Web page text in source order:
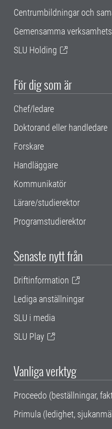
Centrumbildningar och
Gemensamma
SLU Holding
För dig som är
Chef/ledare
Doktorand eller handledare
Forskare
Handläggare
Kommunikatör
Lärare/studierektor
Programstudierektor
Senaste nytt från
Driftinformation
Lediga anställningar
SLU i media
SLU Play
Vanliga verktyg
Proceedo (beställningar,
Primula (ledighet,